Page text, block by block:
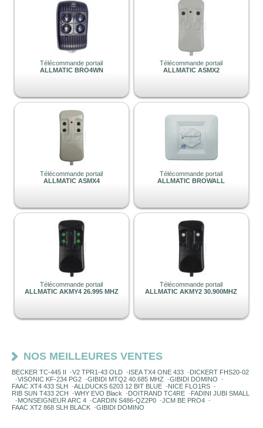
Télécommande portail
ALLMATIC BRO4WN
Télécommande portail
ALLMATIC ASMX2
Télécommande portail
ALLMATIC ASMX4
Télécommande portail
ALLMATIC BROWALL
Télécommande portail
ALLMATIC AKMY4 26.995 MHZ
Télécommande portail
ALLMATIC AKMY2 30.900MHZ
NOS MEILLEURES VENTES
BECKER TC-445 II -V2 TPR1-43 OLD - ISEA TX4 ONE 433 - DICKERT FHS20-02
-VISONIC KF-234 PG2 -GIBIDI MTQ2 40.685 MHZ -GIBIDI DOMINO -
FAAC XT4 433 SLH
-ALLDUCKS 6203 12 BIT BLUE -NICE FLO1RS -
RIB SUN T433 2CH
-WHY EVO Black - DOITRAND TC4RE - FADINI JUBI SMALL
-MONSEIGNEUR ARC 4 -CARDIN S486-QZ2P0 -JCM BE PRO4 -
FAAC XT2 868 SLH BLACK -GIBIDI DOMINO